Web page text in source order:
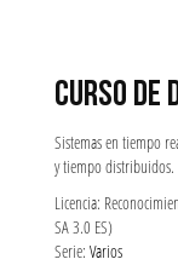
CURSO DE
Sistemas en tiempo
y tiempo distribuidos.
Licencia:
SA 3.0 ES)
Serie: Varios